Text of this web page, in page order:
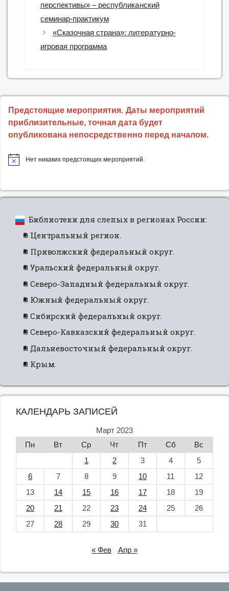
перспективы» – республиканский
семинар-практикум
«Сказочная страна»: литературно-
игровая программа
Предстоящие мероприятия. Даты мероприятий
приблизительные, точная дата будет
опубликована непосредственно перед началом.
Нет никаких предстоящих мероприятий.
Библиотеки для слепых в регионах России:
Центральный регион.
Приволжский федеральный округ.
Уральский федеральный округ.
Северо-Западный федеральный округ.
Южный федеральный округ.
Сибирский федеральный округ.
Северо-Кавказский федеральный округ.
Дальневосточный федеральный округ.
Крым.
КАЛЕНДАРЬ ЗАПИСЕЙ
Март 2023
Пн
Вт Ср Чт Пт Сб
Вс
1
2 3 4
5
6
7 8 9 10 11
12
13
14 15 16 17 18
19
20
21 22 23 24 25
26
27
28 29 30 31
« Фев Апр »